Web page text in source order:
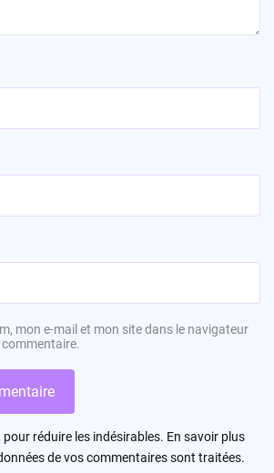
mon e-mail et mon site dans le navigateur
réduire les indésirables. En savoir plus
de vos commentaires sont traitées.